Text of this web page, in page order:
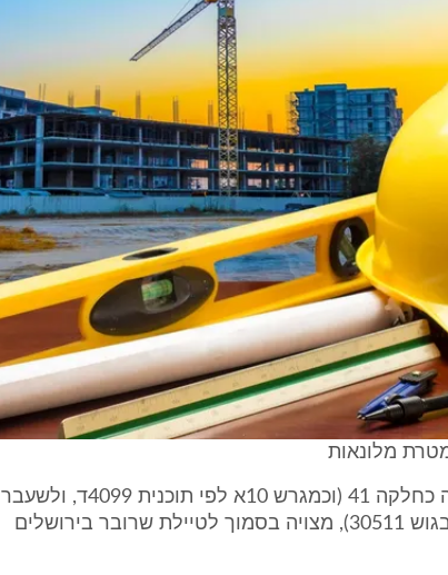
מלונאות
הקרקע מושא העתירה, הידועה כחלקה 41 (וכמגרש 10א לפי תוכנית 4099ד, ולשעבר
חלקים מחלקות 24 ,25 ו-32 בגוש 30511), מצויה בסמוך לטיילת שרובר בירושלים